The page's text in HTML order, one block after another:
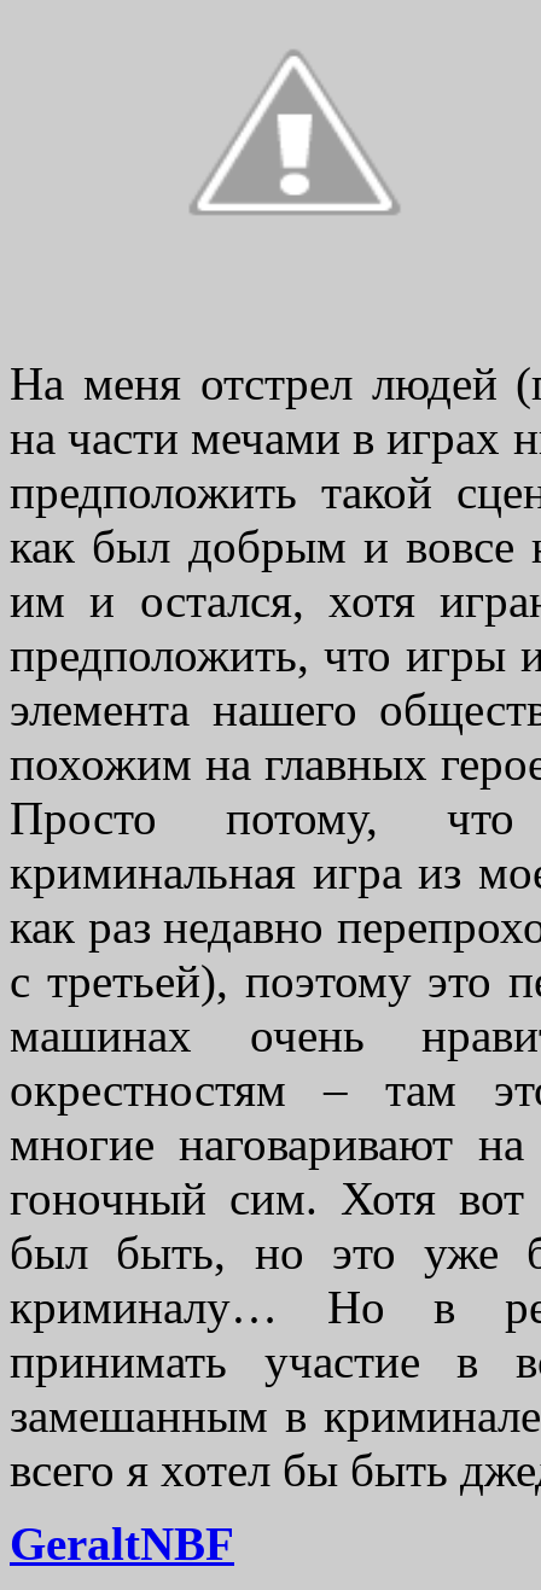
На меня отстрел людей
на части мечами в играх
предположить такой
как был добрым и вовсе
им и остался, хотя
предположить, что игры
элемента нашего
похожим на главных
Просто потому, что
криминальная игра из
как раз недавно
с третьей), поэтому
машинах очень
окрестностям – там
многие наговаривают
гоночный сим. Хотя вот
был быть, но это уже
криминалу… Но в
принимать участие в
замешанным в
всего я хотел бы быть
GeraltNBF